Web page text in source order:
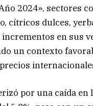
2024», sectores
cítricos dulces,
en sus
un contexto
por una caída en